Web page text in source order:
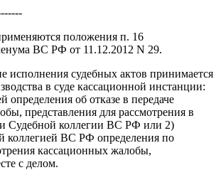
положения п. 16
ВС РФ от 11.12.2012 N 29.
исполнения судебных актов принимается
в суде кассационной инстанции:
определения об отказе в передаче
представления для рассмотрения в
Судебной коллегии ВС РФ или 2)
коллегией ВС РФ определения по
кассационных жалобы,
с делом.